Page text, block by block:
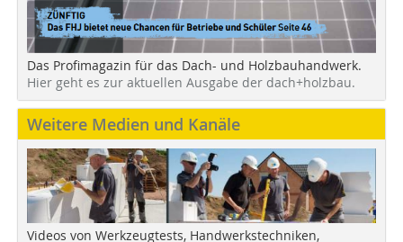
Das Profimagazin für das Dach- und Holzbauhandwerk.
Hier geht es zur aktuellen Ausgabe der dach+holzbau.
Weitere Medien und Kanäle
Videos von Werkzeugtests, Handwerkstechniken,